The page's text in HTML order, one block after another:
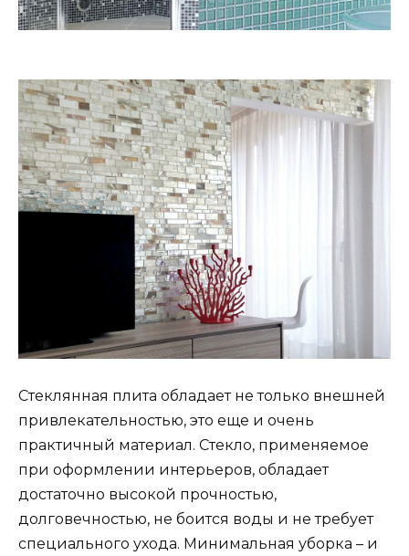
Стеклянная плита обладает не только внешней
привлекательностью, это еще и очень
практичный материал. Стекло, применяемое
при оформлении интерьеров, обладает
достаточно высокой прочностью,
долговечностью, не боится воды и не требует
специального ухода. Минимальная уборка – и